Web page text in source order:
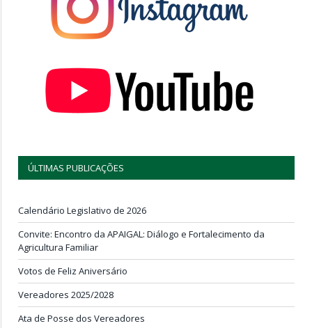
ÚLTIMAS PUBLICAÇÕES
Calendário Legislativo de 2026
Convite: Encontro da APAIGAL: Diálogo e Fortalecimento da
Agricultura Familiar
Votos de Feliz Aniversário
Vereadores 2025/2028
Ata de Posse dos Vereadores